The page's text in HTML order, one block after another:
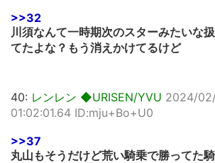
>>32
川須なんて一時期次のスターみたいな
てたよな？もう消えかけてるけど
40: レンレン ◆URISEN/YVU 2024/
01:02:01.64 ID:mju+Bo+U0
>>37
丸山もそうだけど荒い騎乗で勝ってた